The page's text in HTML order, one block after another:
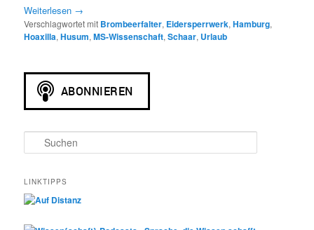
Weiterlesen →
Verschlagwortet mit Brombeerfalter, Eidersperrwerk,Hamburg,
Hoaxilla,Husum,MS-Wissenschaft,Schaar, Urlaub
u
h
e
n
LINKTIPPS